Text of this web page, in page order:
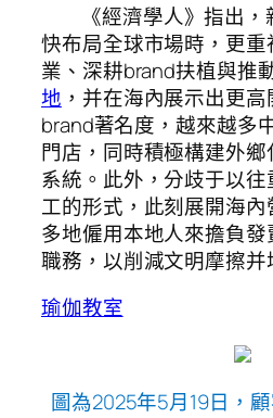
《經濟學人》指出
快布局全球市場時，更
業、深耕brand扶植與推
地 ，并在海內展示出更
brand著名度，越來越多
門店，同時積極構建外
系統。此外，分歧于以
工的形式，此刻展開海
多地僱用本地人來擔負
職務，以削減文明摩擦并
瑜伽教室
圖為2025年5月19日，